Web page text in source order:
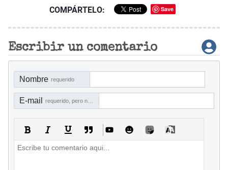
COMPÁRTELO: Save
Escribir un comentario
Nombre requerido
E-mail